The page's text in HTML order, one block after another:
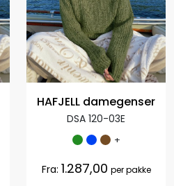
HAFJELL damegenser
DSA 120-03E
+
Fra: 1.287,00 per pakke